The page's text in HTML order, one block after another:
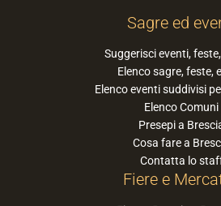
Sagre ed
Suggerisci eventi,
Elenco sagre, feste,
Elenco eventi suddivisi
Elenco Comuni
Presepi a
Cosa fare a
Contatta lo
Fiere e